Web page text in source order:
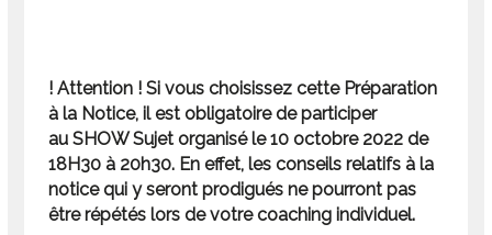
! Attention ! Si vous choisissez cette Préparation
à la Notice, il est obligatoire de participer
au SHOW Sujet organisé le 10 octobre 2022 de
18H30 à 20h30. En effet, les conseils relatifs à la
notice qui y seront prodigués ne pourront pas
être répétés lors de votre coaching individuel.